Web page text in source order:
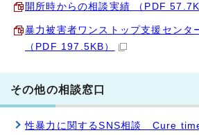
開所時からの相談実績 （PDF
暴力被害者ワンストップ支援センタ
（PDF 197.5KB）
その他の相談窓口
性暴力に関するSNS相談 Cure time